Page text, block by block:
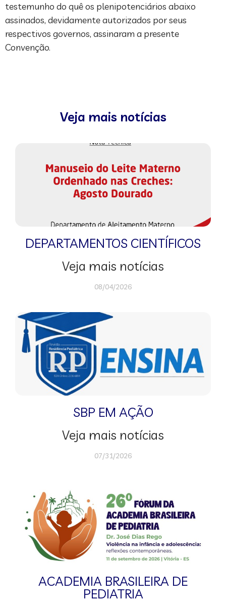
testemunho do quê os plenipotenciários abaixo
assinados, devidamente autorizados por seus
respectivos governos, assinaram a presente
Convenção.
Veja mais notícias
DEPARTAMENTOS CIENTÍFICOS
Veja mais notícias
08/04/2026
SBP EM AÇÃO
Veja mais notícias
07/31/2026
ACADEMIA BRASILEIRA DE
PEDIATRIA